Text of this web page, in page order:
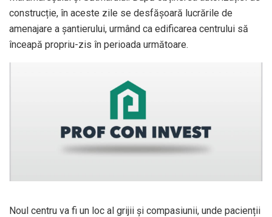
construcție, în aceste zile se desfășoară lucrările de
amenajare a șantierului, urmând ca edificarea centrului să
înceapă propriu-zis în perioada următoare.
Noul centru va fi un loc al grijii și compasiunii, unde pacienții